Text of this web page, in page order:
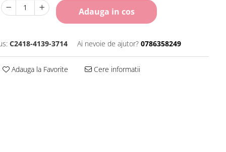
Adauga in cos
C2418-4139-3714 Ai nevoie de ajutor? 0786358249
Adauga la Favorite Cere informatii